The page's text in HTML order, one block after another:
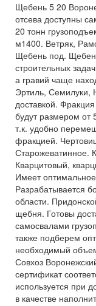
Щебень 5 20
отсева доступны
20 тонн
м1400. Ветряк,
Щебень под.
строительных
а гравий чаще
Эртиль, Семилуки,
доставкой.
будут размером от
т.к. удобно
фракцией.
Старожеватинное.
Кварцитовый,
Имеет
Разрабатывается
области.
щебня. Готовы
самосвалами
также подберем
необходимый
Совхоз
сертификат
используется при
в качестве